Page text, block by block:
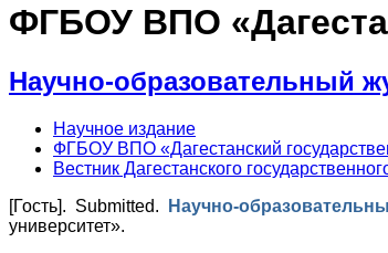
ФГБОУ ВПО
Научно-образовательный
Научное издание
ФГБОУ ВПО «Дагестанский
Вестник Дагестанского
[Гость]. Submitted. Научно-
университет».